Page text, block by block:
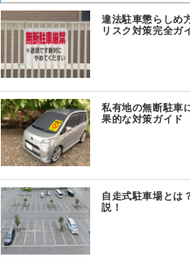
違法駐車懲らしめ
リスク対策完全ガ
私有地の無断駐車
果的な対策ガイド
自走式駐車場とは
説！